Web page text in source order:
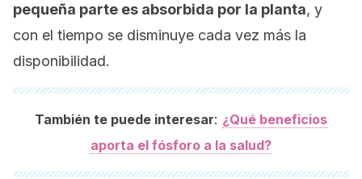
pequeña parte es absorbida por la planta, y
con el tiempo se disminuye cada vez más la
disponibilidad.
También te puede interesar: ¿Qué beneficios
aporta el fósforo a la salud?